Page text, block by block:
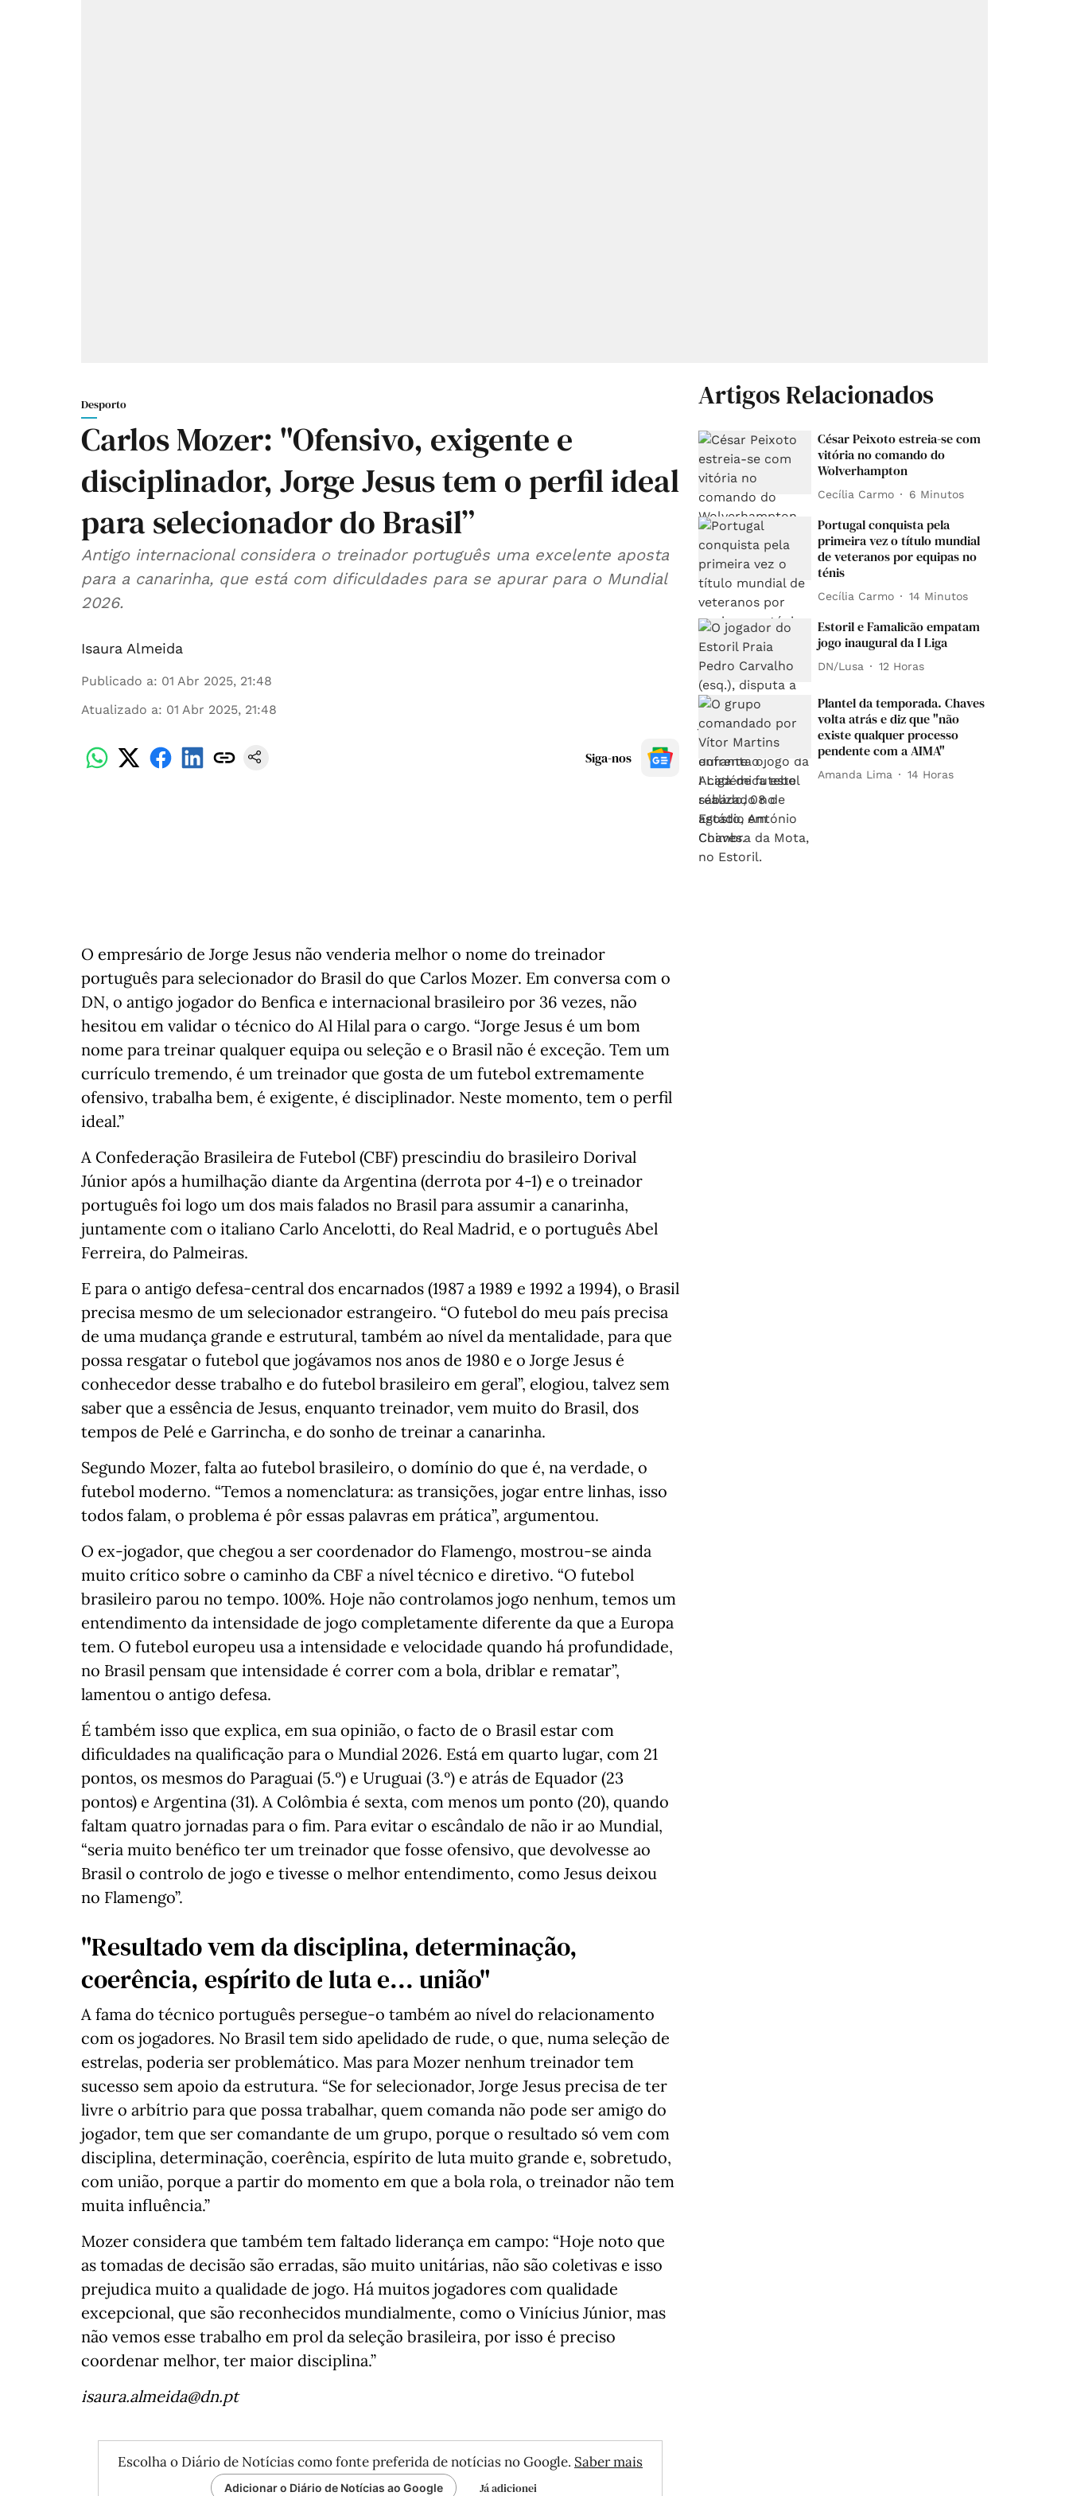
Desporto
Carlos Mozer: "Ofensivo, exigente e
disciplinador, Jorge Jesus tem o perfil ideal
para selecionador do Brasil”
Antigo internacional considera o treinador português uma excelente aposta
para a canarinha, que está com dificuldades para se apurar para o Mundial
2026.
Isaura Almeida
Publicado a: 01 Abr 2025, 21:48
Atualizado a: 01 Abr 2025, 21:48
Siga-nos
O empresário de Jorge Jesus não venderia melhor o nome do treinador
português para selecionador do Brasil do que Carlos Mozer. Em conversa com o
DN, o antigo jogador do Benfica e internacional brasileiro por 36 vezes, não
hesitou em validar o técnico do Al Hilal para o cargo. “Jorge Jesus é um bom
nome para treinar qualquer equipa ou seleção e o Brasil não é exceção. Tem um
currículo tremendo, é um treinador que gosta de um futebol extremamente
ofensivo, trabalha bem, é exigente, é disciplinador. Neste momento, tem o perfil
ideal.”
A Confederação Brasileira de Futebol (CBF) prescindiu do brasileiro Dorival
Júnior após a humilhação diante da Argentina (derrota por 4-1) e o treinador
português foi logo um dos mais falados no Brasil para assumir a canarinha,
juntamente com o italiano Carlo Ancelotti, do Real Madrid, e o português Abel
Ferreira, do Palmeiras.
E para o antigo defesa-central dos encarnados (1987 a 1989 e 1992 a 1994), o Brasil
precisa mesmo de um selecionador estrangeiro. “O futebol do meu país precisa
de uma mudança grande e estrutural, também ao nível da mentalidade, para que
possa resgatar o futebol que jogávamos nos anos de 1980 e o Jorge Jesus é
conhecedor desse trabalho e do futebol brasileiro em geral”, elogiou, talvez sem
saber que a essência de Jesus, enquanto treinador, vem muito do Brasil, dos
tempos de Pelé e Garrincha, e do sonho de treinar a canarinha.
Segundo Mozer, falta ao futebol brasileiro, o domínio do que é, na verdade, o
futebol moderno. “Temos a nomenclatura: as transições, jogar entre linhas, isso
todos falam, o problema é pôr essas palavras em prática”, argumentou.
O ex-jogador, que chegou a ser coordenador do Flamengo, mostrou-se ainda
muito crítico sobre o caminho da CBF a nível técnico e diretivo. “O futebol
brasileiro parou no tempo. 100%. Hoje não controlamos jogo nenhum, temos um
entendimento da intensidade de jogo completamente diferente da que a Europa
tem. O futebol europeu usa a intensidade e velocidade quando há profundidade,
no Brasil pensam que intensidade é correr com a bola, driblar e rematar”,
lamentou o antigo defesa.
É também isso que explica, em sua opinião, o facto de o Brasil estar com
dificuldades na qualificação para o Mundial 2026. Está em quarto lugar, com 21
pontos, os mesmos do Paraguai (5.º) e Uruguai (3.º) e atrás de Equador (23
pontos) e Argentina (31). A Colômbia é sexta, com menos um ponto (20), quando
faltam quatro jornadas para o fim. Para evitar o escândalo de não ir ao Mundial,
“seria muito benéfico ter um treinador que fosse ofensivo, que devolvesse ao
Brasil o controlo de jogo e tivesse o melhor entendimento, como Jesus deixou
no Flamengo”.
"Resultado vem da disciplina, determinação,
coerência, espírito de luta e... união"
A fama do técnico português persegue-o também ao nível do relacionamento
com os jogadores. No Brasil tem sido apelidado de rude, o que, numa seleção de
estrelas, poderia ser problemático. Mas para Mozer nenhum treinador tem
sucesso sem apoio da estrutura. “Se for selecionador, Jorge Jesus precisa de ter
livre o arbítrio para que possa trabalhar, quem comanda não pode ser amigo do
jogador, tem que ser comandante de um grupo, porque o resultado só vem com
disciplina, determinação, coerência, espírito de luta muito grande e, sobretudo,
com união, porque a partir do momento em que a bola rola, o treinador não tem
muita influência.”
Mozer considera que também tem faltado liderança em campo: “Hoje noto que
as tomadas de decisão são erradas, são muito unitárias, não são coletivas e isso
prejudica muito a qualidade de jogo. Há muitos jogadores com qualidade
excepcional, que são reconhecidos mundialmente, como o Vinícius Júnior, mas
não vemos esse trabalho em prol da seleção brasileira, por isso é preciso
coordenar melhor, ter maior disciplina.”
isaura.almeida@dn.pt
Escolha o Diário de Notícias como fonte preferida de notícias no Google. Saber mais
Adicionar o Diário de Notícias ao Google Já adicionei
Artigos Relacionados
César Peixoto estreia-se com
vitória no comando do
Wolverhampton
Cecília Carmo 6 Minutos
Portugal conquista pela
primeira vez o título mundial
de veteranos por equipas no
ténis
Cecília Carmo 14 Minutos
Estoril e Famalicão empatam
jogo inaugural da I Liga
DN/Lusa 12 Horas
Plantel da temporada. Chaves
volta atrás e diz que "não
existe qualquer processo
pendente com a AIMA"
Amanda Lima 14 Horas